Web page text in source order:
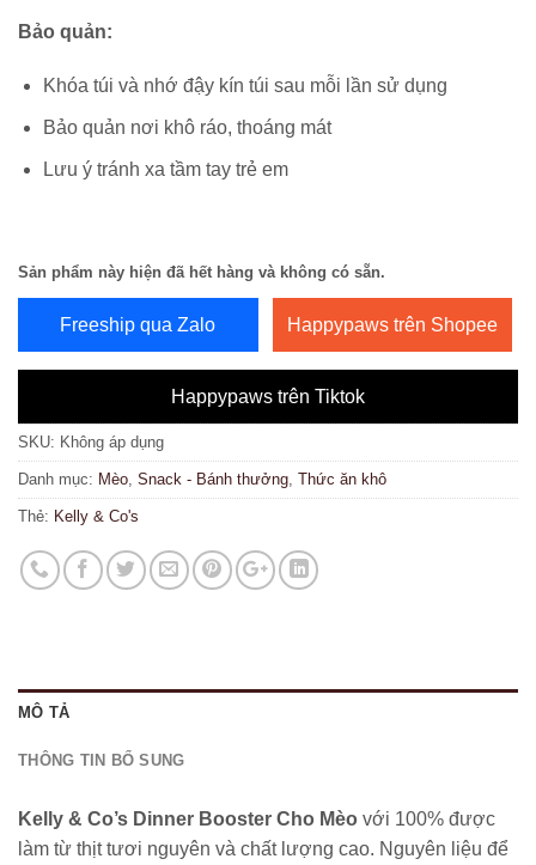
Bảo quản:
Khóa túi và nhớ đậy kín túi sau mỗi lần sử dụng
Bảo quản nơi khô ráo, thoáng mát
Lưu ý tránh xa tầm tay trẻ em
Sản phẩm này hiện đã hết hàng và không có sẵn.
Freeship qua Zalo Happypaws trên Shopee
Happypaws trên Tiktok
SKU: Không áp dụng
Danh mục: Mèo Snack - Bánh thưởng Thức ăn khô
Thẻ: Kelly & Co's
MÔ TẢ
THÔNG TIN BỔ SUNG
Kelly & Co’s Dinner Booster Cho Mèo với 100% được
làm từ thịt tươi nguyên và chất lượng cao. Nguyên liệu để